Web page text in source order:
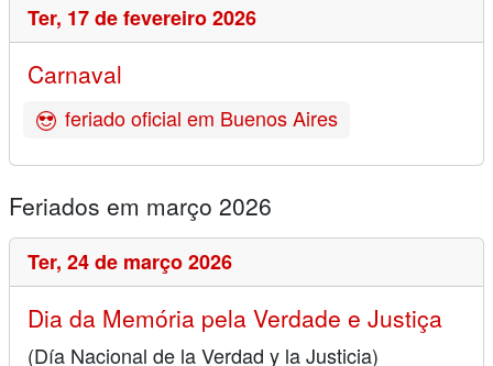
Ter, 17 de fevereiro 2026
Carnaval
feriado oficial em Buenos Aires
Feriados em março 2026
Ter, 24 de março 2026
Dia da Memória pela Verdade e Justiça
(Día Nacional de la Verdad y la Justicia)